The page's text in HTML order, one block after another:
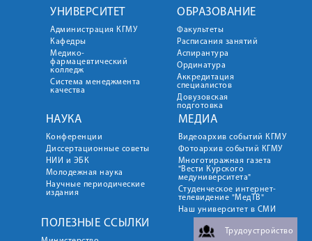
УНИВЕРСИТЕТ
Администрация КГМУ
Кафедры
Медико-
фармацевтический
колледж
Система менеджмента
качества
ОБРАЗОВАНИЕ
Факультеты
Расписания занятий
Аспирантура
Ординатура
Аккредитация
специалистов
Довузовская
подготовка
НАУКА
Конференции
Диссертационные советы
НИИ и ЭБК
Молодежная наука
Научные периодические
издания
МЕДИА
Видеоархив событий КГМУ
Фотоархив событий КГМУ
Многотиражная газета
"Вести Курского
медуниверситета"
Студенческое интернет-
телевидение "МедТВ"
Наш университет в СМИ
ПОЛЕЗНЫЕ ССЫЛКИ
Трудоустройство